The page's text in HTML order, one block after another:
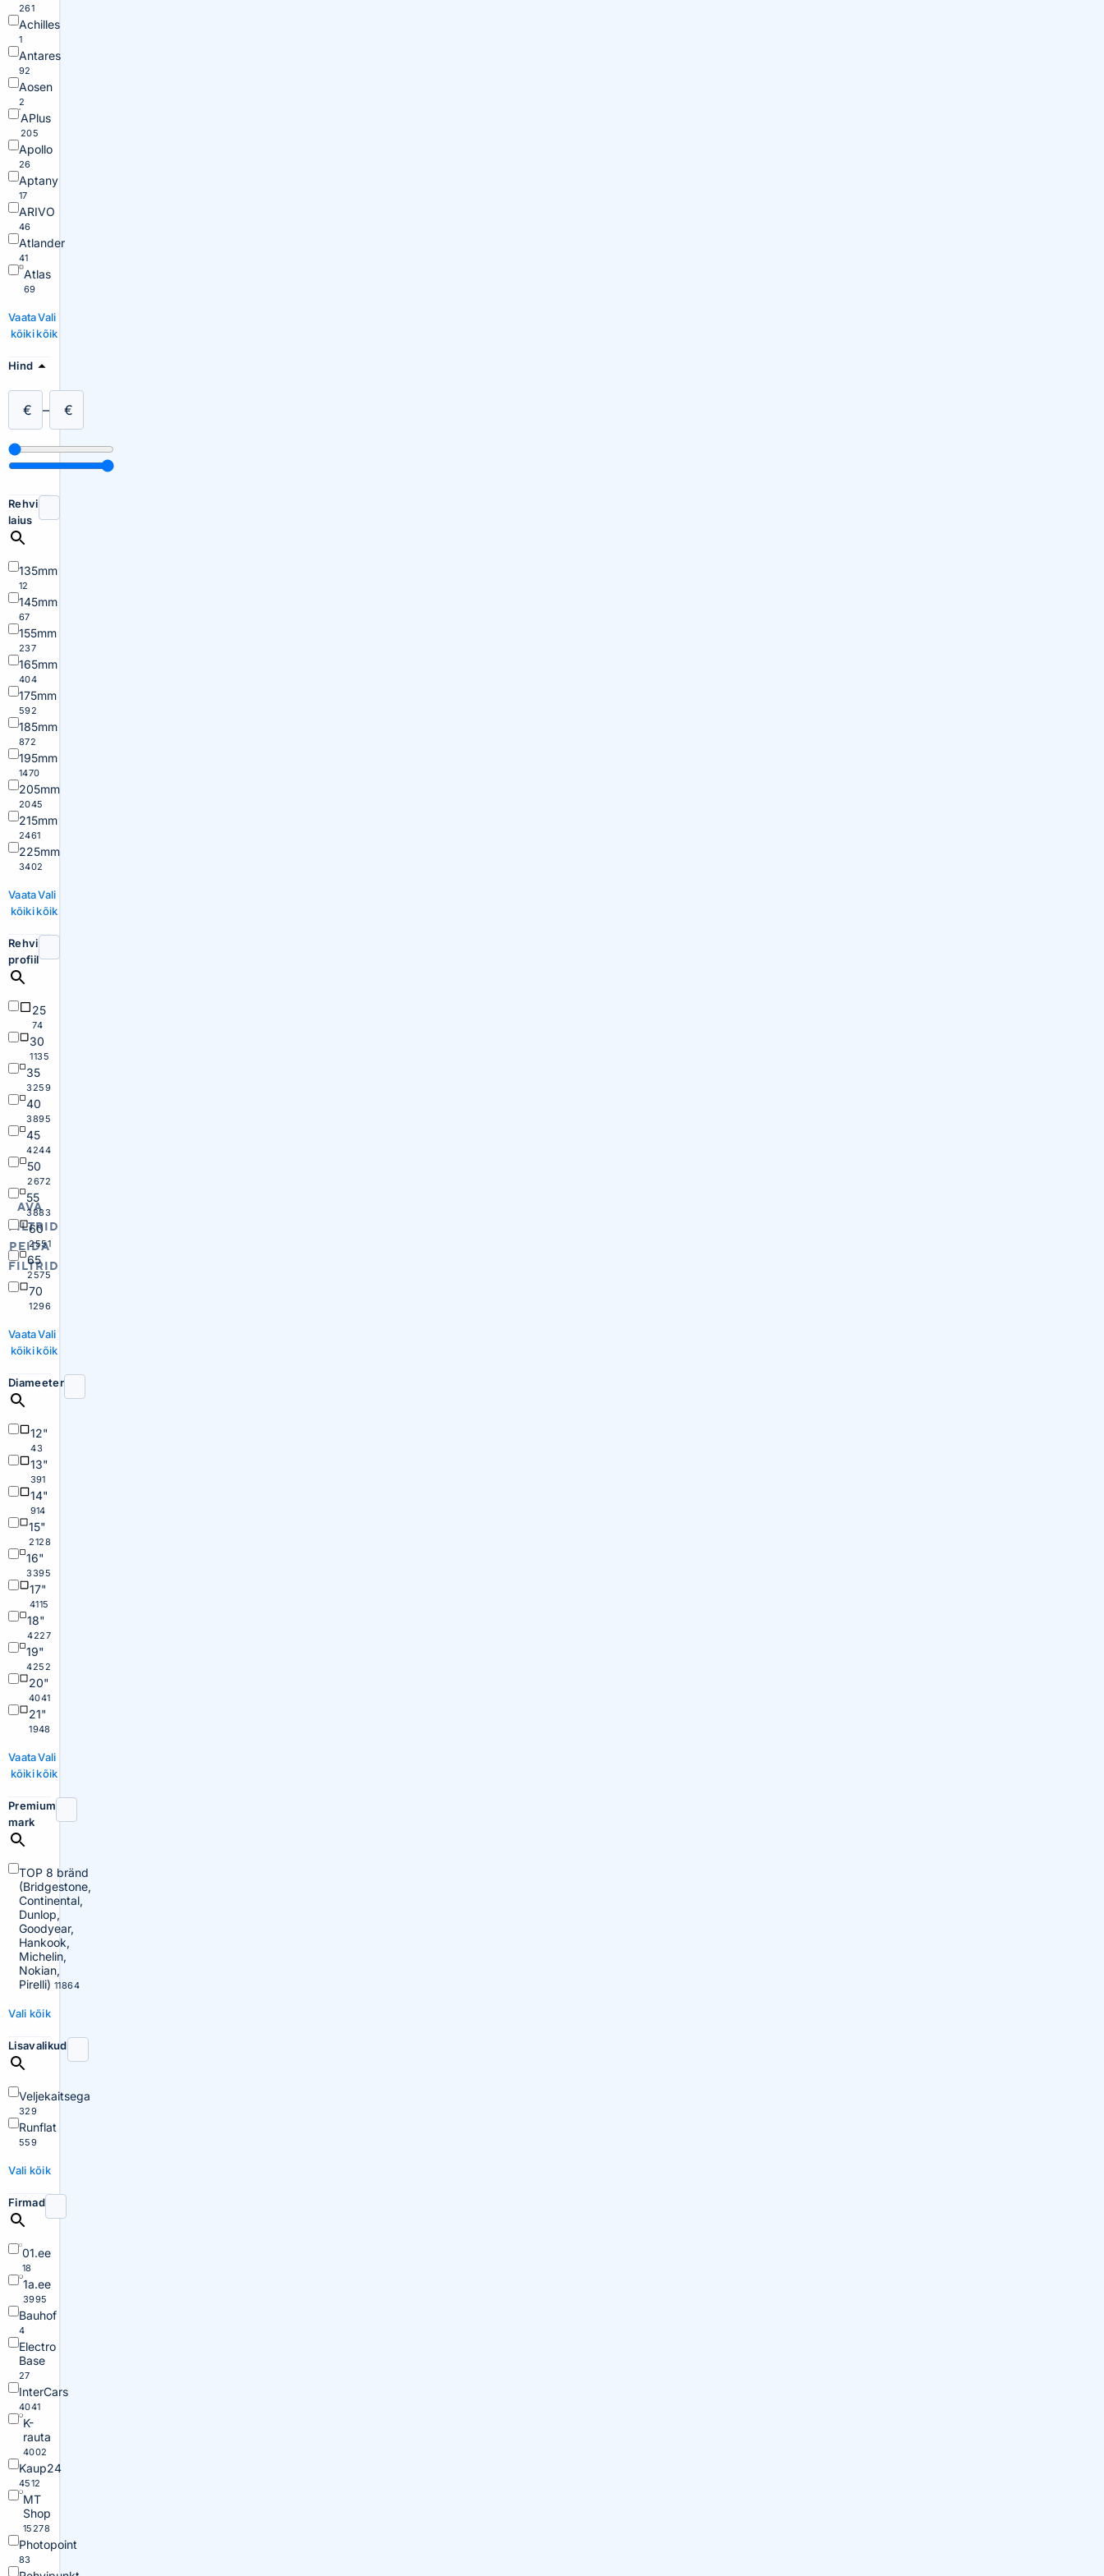
AVA
FILTRID
PEIDA
FILTRID
261
Achilles
1
Antares
92
Aosen
2
APlus
205
Apollo
26
Aptany
17
ARIVO
46
Atlander
41
Atlas
69
Vaata
kõiki
Vali
kõik
Hind
€ – €
Rehvi
laius
135mm
12
145mm
67
155mm
237
165mm
404
175mm
592
185mm
872
195mm
1470
205mm
2045
215mm
2461
225mm
3402
Vaata
kõiki
Vali
kõik
Rehvi
profiil
25
74
30
1135
35
3259
40
3895
45
4244
50
2672
55
3883
60
2551
65
2575
70
1296
Vaata
kõiki
Vali
kõik
Diameeter
12"
43
13"
391
14"
914
15"
2128
16"
3395
17"
4115
18"
4227
19"
4252
20"
4041
21"
1948
Vaata
kõiki
Vali
kõik
Premium
mark
TOP 8 bränd
(Bridgestone,
Continental,
Dunlop,
Goodyear,
Hankook,
Michelin,
Nokian,
Pirelli) 11864
Vali kõik
Lisavalikud
Veljekaitsega
329
Runflat
559
Vali kõik
Firmad
01.ee
18
1a.ee
3995
Bauhof
4
Electro
Base
27
InterCars
4041
K-
rauta
4002
Kaup24
4512
MT
Shop
15278
Photopoint
83